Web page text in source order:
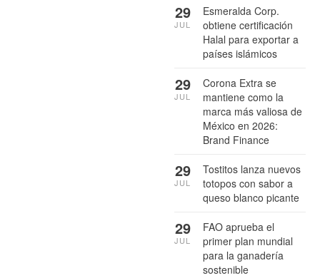
Esmeralda Corp.
obtiene certificación
Halal para exportar a
países islámicos
29
JUL
Corona Extra se
mantiene como la
marca más valiosa de
México en 2026:
Brand Finance
29
JUL
Tostitos lanza nuevos
totopos con sabor a
queso blanco picante
29
JUL
FAO aprueba el
primer plan mundial
para la ganadería
sostenible
29
JUL